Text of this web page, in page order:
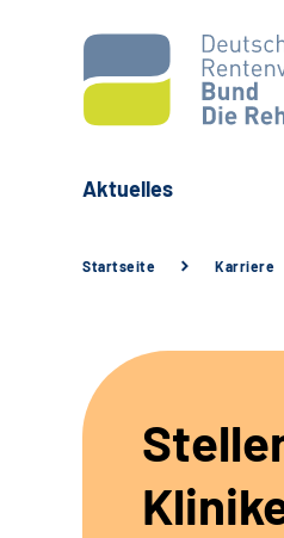
Aktuelles
Startseite Karriere